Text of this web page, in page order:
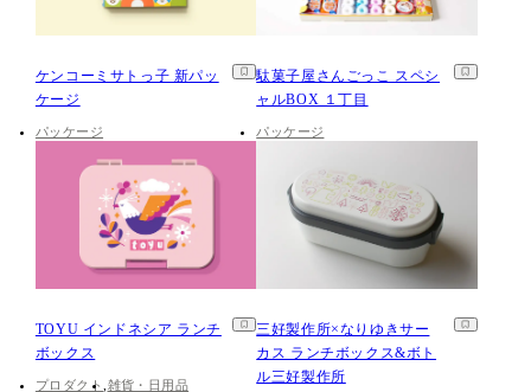
ケンコーミサトっ子 新パッ
ケージ
パッケージ
駄菓子屋さんごっこ スペシ
ャルBOX １丁目
パッケージ
TOYU インドネシア ランチ
ボックス
プロダクト 雑貨・日用品
三好製作所×なりゆきサー
カス ランチボックス&ボト
ル三好製作所